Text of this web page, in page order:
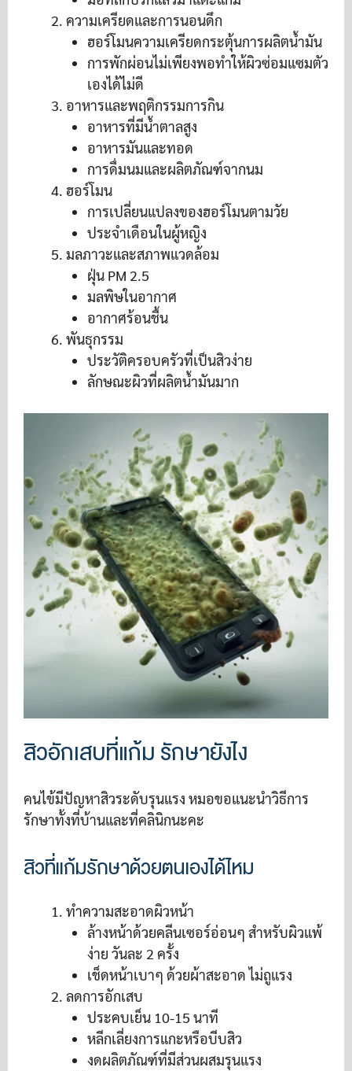
ความเครียดและการนอนดึก
ฮอร์โมนความเครียดกระตุ้นการผลิตน้ำมัน
การพักผ่อนไม่เพียงพอทำให้ผิวซ่อมแซมตัว
เองได้ไม่ดี
อาหารและพฤติกรรมการกิน
อาหารที่มีน้ำตาลสูง
อาหารมันและทอด
การดื่มนมและผลิตภัณฑ์จากนม
ฮอร์โมน
การเปลี่ยนแปลงของฮอร์โมนตามวัย
ประจำเดือนในผู้หญิง
มลภาวะและสภาพแวดล้อม
ฝุ่น PM 2.5
มลพิษในอากาศ
อากาศร้อนชื้น
พันธุกรรม
ประวัติครอบครัวที่เป็นสิวง่าย
ลักษณะผิวที่ผลิตน้ำมันมาก
สิวอักเสบที่แก้ม รักษายังไง
คนไข้มีปัญหาสิวระดับรุนแรง หมอขอแนะนำวิธีการ
รักษาทั้งที่บ้านและที่คลินิกนะคะ
สิวที่แก้มรักษาด้วยตนเองได้ไหม
ทำความสะอาดผิวหน้า
ล้างหน้าด้วยคลีนเซอร์อ่อนๆ สำหรับผิวแพ้
ง่าย วันละ 2 ครั้ง
เช็ดหน้าเบาๆ ด้วยผ้าสะอาด ไม่ถูแรง
ลดการอักเสบ
ประคบเย็น 10-15 นาที
หลีกเลี่ยงการแกะหรือบีบสิว
งดผลิตภัณฑ์ที่มีส่วนผสมรุนแรง